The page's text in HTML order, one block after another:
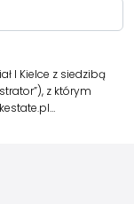
I Kielce z siedzibą
z którym